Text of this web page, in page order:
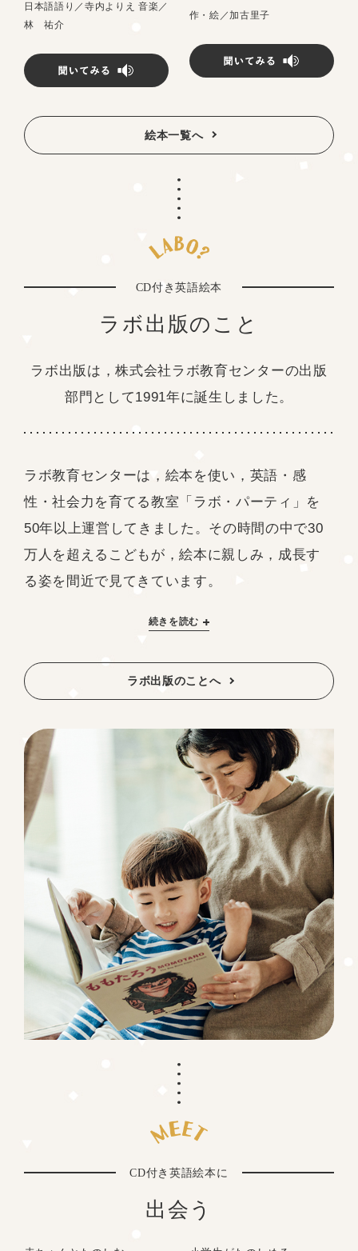
日本語語り／寺内よりえ 音楽／
林 祐介
作・絵／加古里子
絵本一覧へ
CD付き英語絵本
ラボ出版のこと
ラボ出版は，株式会社ラボ教育センターの出版
部門として1991年に誕生しました。
ラボ教育センターは，絵本を使い，英語・感
性・社会力を育てる教室「ラボ・パーティ」を
50年以上運営してきました。その時間の中で30
万人を超えるこどもが，絵本に親しみ，成長す
る姿を間近で見てきています。
続きを読む
ラボ出版のことへ
CD付き英語絵本に
出会う